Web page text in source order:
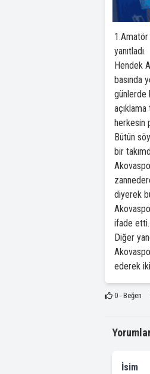
1.Amatör
yanıtladı.
Hendek
basında
günlerde
herkesin
Bütün
bir
diyerek
ifade etti.
Diğer
ederek
0- Beğen
İsim